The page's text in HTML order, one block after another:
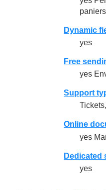
Dynamic
yes
Free
yes
Support
Online
yes
Dedicated
yes